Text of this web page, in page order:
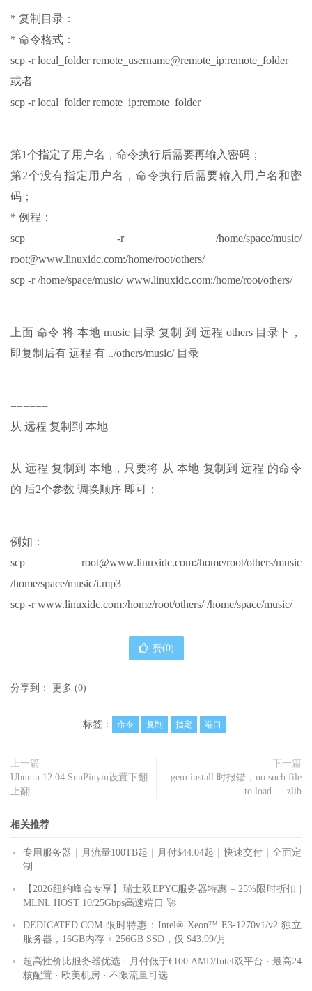
* 复制目录：
* 命令格式：
scp -r local_folder remote_username@remote_ip:remote_folder
或者
scp -r local_folder remote_ip:remote_folder
第1个指定了用户名，命令执行后需要再输入密码；
第2个没有指定用户名，命令执行后需要输入用户名和密
码；
* 例程：
scp -r /home/space/music/
root@www.linuxidc.com:/home/root/others/
scp -r /home/space/music/ www.linuxidc.com:/home/root/others/
上面 命令 将 本地 music 目录 复制 到 远程 others 目录下，
即复制后有 远程 有 ../others/music/ 目录
======
从 远程 复制到 本地
======
从 远程 复制到 本地，只要将 从 本地 复制到 远程 的命令
的 后2个参数 调换顺序 即可；
例如：
scp root@www.linuxidc.com:/home/root/others/music
/home/space/music/i.mp3
scp -r www.linuxidc.com:/home/root/others/ /home/space/music/
赞(0)
分享到： 更多 (0)
标签： 命令 复制 指定 端口
上一篇
Ubuntu 12.04 SunPinyin设置下翻
上翻
下一篇
gem install 时报错，no such file
to load — zlib
相关推荐
专用服务器｜月流量100TB起｜月付$44.04起｜快速交付｜全面定
制
【2026纽约峰会专享】瑞士双EPYC服务器特惠 – 25%限时折扣 |
MLNL.HOST 10/25Gbps高速端口 🚀
DEDICATED.COM 限时特惠：Intel® Xeon™ E3-1270v1/v2 独立
服务器，16GB内存 + 256GB SSD，仅 $43.99/月
超高性价比服务器优选 · 月付低于€100 AMD/Intel双平台 · 最高24
核配置 · 欧美机房 · 不限流量可选